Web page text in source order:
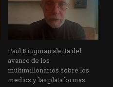
Paul Krugman alerta del
avance de los
multimillonarios sobre los
medios y las plataformas